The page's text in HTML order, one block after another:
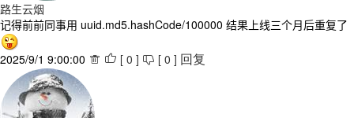
路生云烟
记得前前同事用 uuid.md5.hashCode/100000 结果上线三个月后重复了
2025/9/1 9:00:00   [ 0 ]  [ 0 ] 回复